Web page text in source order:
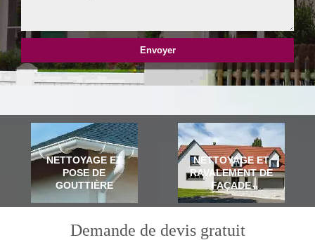
NETTOYAGE ET
POSE DE
GOUTTIÈRE
NETTOYAGE ET
RAVALEMENT DE
FAÇADE
Demande de devis gratuit